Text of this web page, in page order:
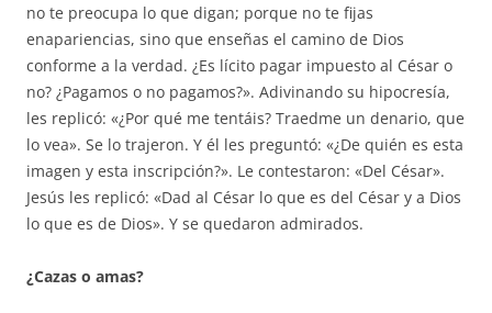
no te preocupa lo que digan; porque no te fijas
enapariencias, sino que enseñas el camino de Dios
conforme a la verdad. ¿Es lícito pagar impuesto al César o
no? ¿Pagamos o no pagamos?». Adivinando su hipocresía,
les replicó: «¿Por qué me tentáis? Traedme un denario, que
lo vea». Se lo trajeron. Y él les preguntó: «¿De quién es esta
imagen y esta inscripción?». Le contestaron: «Del César».
Jesús les replicó: «Dad al César lo que es del César y a Dios
lo que es de Dios». Y se quedaron admirados.
¿Cazas o amas?